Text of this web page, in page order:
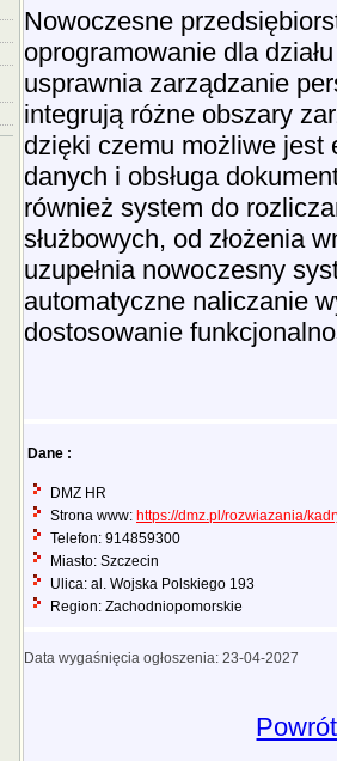
Nowoczesne
oprogramowanie dla
usprawnia zarządzanie
integrują różne obszary
dzięki czemu możliwe jest
danych i obsługa
również system do
służbowych, od złożenia
uzupełnia nowoczesny
automatyczne naliczanie
dostosowanie
Dane :
DMZ HR
Strona www: https://dmz.pl/rozwiazania/
Telefon: 914859300
Miasto: Szczecin
Ulica: al. Wojska Polskiego 193
Region: Zachodniopomorskie
Data wygaśnięcia ogłoszenia: 23-04-2027